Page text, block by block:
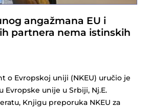
angažmana EU i
partnera nema istinskih
o Evropskoj uniji (NKEU) uručio je
Evropske unije u Srbiji, Nj.E.
Knjigu preporuka NKEU za